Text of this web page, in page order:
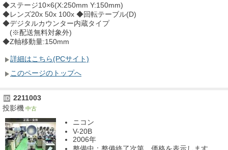
◆ステージ10×6(X:250mm Y:150mm)
◆レンズ20x 50x 100x ◆回転テーブル(D)
◆デジタルカウンター内蔵タイプ
(※配送無料対象外)
◆Z軸移動量:150mm
詳細はこちら(PCサイト)
このページのトップへ
ID 2211003
投影機 中古
ニコン
V-20B
2006年
整備中：整備終了次第、価格を表示します